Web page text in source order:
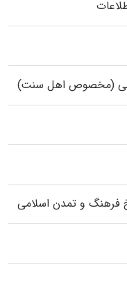
(مخصوص اهل سنت)
فرهنگ و تمدن اسلامی